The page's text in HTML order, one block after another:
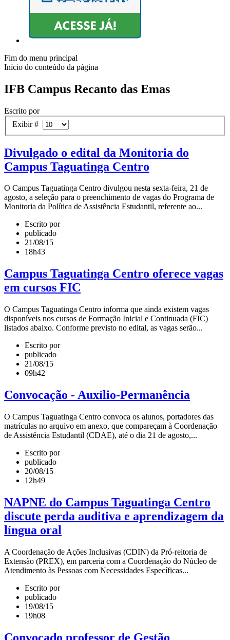
Fim do menu principal
Início do conteúdo da página
IFB Campus Recanto das Emas
Escrito por
Exibir #
Divulgado o edital da Monitoria do
Campus Taguatinga Centro
O Campus Taguatinga Centro divulgou nesta sexta-feira, 21 de
agosto, a seleção para o preenchimento de vagas do Programa de
Monitoria da Política de Assistência Estudantil, referente ao...
Escrito por
publicado
21/08/15
18h43
Campus Taguatinga Centro oferece vagas
em cursos FIC
O Campus Taguatinga Centro informa que ainda existem vagas
disponíveis nos cursos de Formação Inicial e Continuada (FIC)
listados abaixo. Conforme previsto no edital, as vagas serão...
Escrito por
publicado
21/08/15
09h42
Convocação - Auxílio-Permanência
O Campus Taguatinga Centro convoca os alunos, portadores das
matrículas no arquivo em anexo, que compareçam à Coordenação
de Assistência Estudantil (CDAE), até o dia 21 de agosto,...
Escrito por
publicado
20/08/15
12h49
NAPNE do Campus Taguatinga Centro
discute perda auditiva e aprendizagem da
língua oral
A Coordenação de Ações Inclusivas (CDIN) da Pró-reitoria de
Extensão (PREX), em parceria com a Coordenação do Núcleo de
Atendimento às Pessoas com Necessidades Específicas...
Escrito por
publicado
19/08/15
19h08